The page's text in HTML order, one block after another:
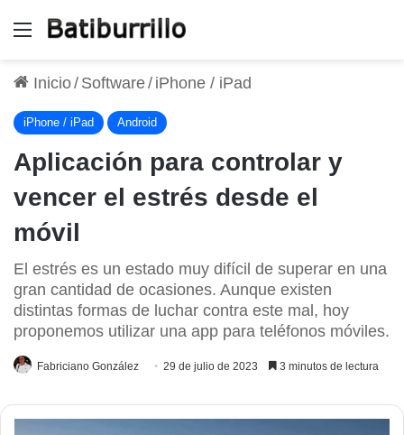
Menú
Inicio/ Software/ iPhone / iPad
iPhone / iPad Android
Aplicación para controlar y
vencer el estrés desde el
móvil
El estrés es un estado muy difícil de superar en una
gran cantidad de ocasiones. Aunque existen
distintas formas de luchar contra este mal, hoy
proponemos utilizar una app para teléfonos móviles.
Fabriciano González 29 de julio de 2023 3 minutos de lectura